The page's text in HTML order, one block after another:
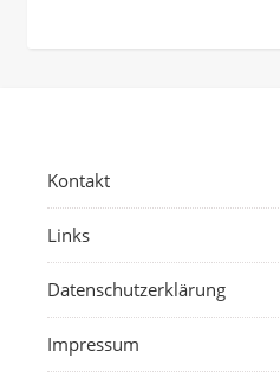
Kontakt
Links
Datenschutzerklärung
Impressum